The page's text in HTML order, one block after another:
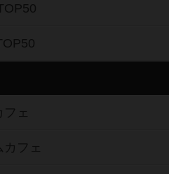
ェ
フェ